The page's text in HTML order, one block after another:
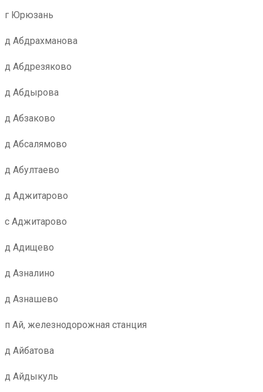
г Юрюзань
д Абдрахманова
д Абдрезяково
д Абдырова
д Абзаково
д Абсалямово
д Абултаево
д Аджитарово
с Аджитарово
д Адищево
д Азналино
д Азнашево
п Ай, железнодорожная станция
д Айбатова
д Айдыкуль